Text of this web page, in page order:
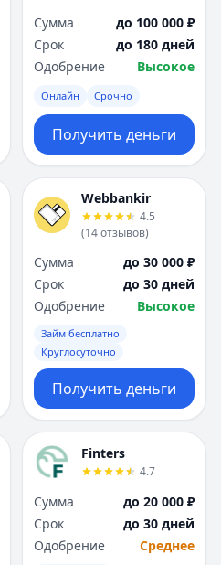
Сумма
до 100 000 ₽
Срок
до 180 дней
Одобрение
Высокое
Онлайн Срочно
Получить деньги
Webbankir
4.5
(14отзывов)
Сумма
до 30 000 ₽
Срок
до 30 дней
Одобрение
Высокое
Займ бесплатно
Круглосуточно
Получить деньги
Finters
4.7
Сумма
до 20 000 ₽
Срок
до 30 дней
Одобрение
Среднее